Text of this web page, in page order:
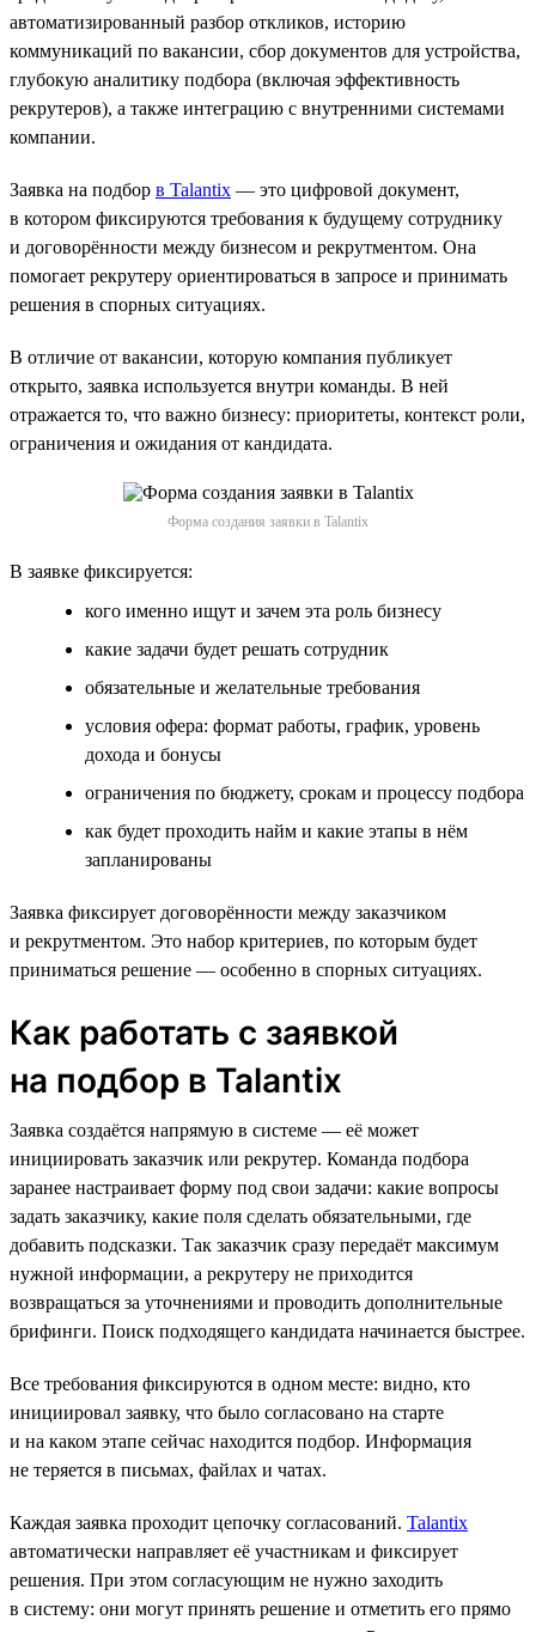
автоматизированный разбор откликов, историю
коммуникаций по вакансии, сбор документов для устройства,
глубокую аналитику подбора (включая эффективность
рекрутеров), а также интеграцию с внутренними системами
компании.
Заявка на подбор в Talantix — это цифровой документ,
в котором фиксируются требования к будущему сотруднику
и договорённости между бизнесом и рекрутментом. Она
помогает рекрутеру ориентироваться в запросе и принимать
решения в спорных ситуациях.
В отличие от вакансии, которую компания публикует
открыто, заявка используется внутри команды. В ней
отражается то, что важно бизнесу: приоритеты, контекст роли,
ограничения и ожидания от кандидата.
Форма создания заявки в Talantix
В заявке фиксируется:
кого именно ищут и зачем эта роль бизнесу
какие задачи будет решать сотрудник
обязательные и желательные требования
условия офера: формат работы, график, уровень
дохода и бонусы
ограничения по бюджету, срокам и процессу подбора
как будет проходить найм и какие этапы в нём
запланированы
Заявка фиксирует договорённости между заказчиком
и рекрутментом. Это набор критериев, по которым будет
приниматься решение — особенно в спорных ситуациях.
Как работать с заявкой
на подбор в Talantix
Заявка создаётся напрямую в системе — её может
инициировать заказчик или рекрутер. Команда подбора
заранее настраивает форму под свои задачи: какие вопросы
задать заказчику, какие поля сделать обязательными, где
добавить подсказки. Так заказчик сразу передаёт максимум
нужной информации, а рекрутеру не приходится
возвращаться за уточнениями и проводить дополнительные
брифинги. Поиск подходящего кандидата начинается быстрее.
Все требования фиксируются в одном месте: видно, кто
инициировал заявку, что было согласовано на старте
и на каком этапе сейчас находится подбор. Информация
не теряется в письмах, файлах и чатах.
Каждая заявка проходит цепочку согласований. Talantix
автоматически направляет её участникам и фиксирует
решения. При этом согласующим не нужно заходить
в систему: они могут принять решение и отметить его прямо